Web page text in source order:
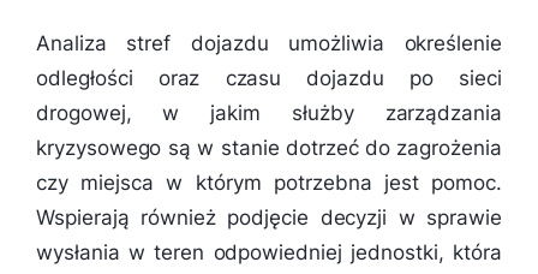
Analiza stref dojazdu umożliwia określenie
odległości oraz czasu dojazdu po sieci
drogowej, w jakim służby zarządzania
kryzysowego są w stanie dotrzeć do zagrożenia
czy miejsca w którym potrzebna jest pomoc.
Wspierają również podjęcie decyzji w sprawie
wysłania w teren odpowiedniej jednostki, która